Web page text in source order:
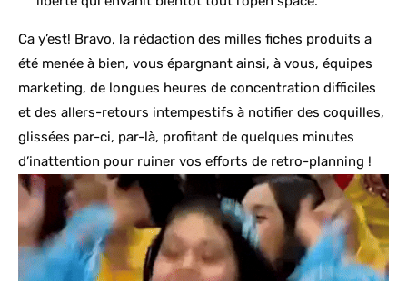
Ca y’est! Bravo, la rédaction des milles fiches produits a
été menée à bien, vous épargnant ainsi, à vous, équipes
marketing, de longues heures de concentration difficiles
et des allers-retours intempestifs à notifier des coquilles,
glissées par-ci, par-là, profitant de quelques minutes
d’inattention pour ruiner vos efforts de retro-planning !